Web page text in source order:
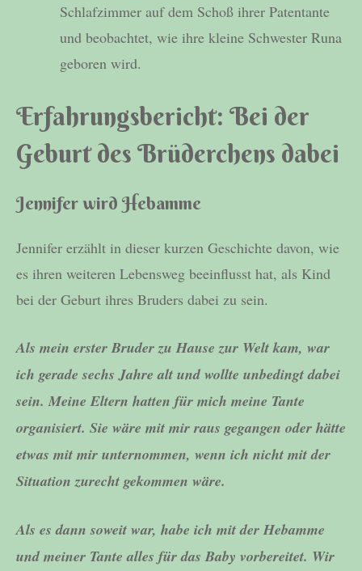
Schlafzimmer auf dem Schoß ihrer Patentante
und beobachtet, wie ihre kleine Schwester Runa
geboren wird.
Erfahrungsbericht: Bei der
Geburt des Brüderchens dabei
Jennifer wird Hebamme
Jennifer erzählt in dieser kurzen Geschichte davon, wie
es ihren weiteren Lebensweg beeinflusst hat, als Kind
bei der Geburt ihres Bruders dabei zu sein.
Als mein erster Bruder zu Hause zur Welt kam, war
ich gerade sechs Jahre alt und wollte unbedingt dabei
sein. Meine Eltern hatten für mich meine Tante
organisiert. Sie wäre mit mir raus gegangen oder hätte
etwas mit mir unternommen, wenn ich nicht mit der
Situation zurecht gekommen wäre.
Als es dann soweit war, habe ich mit der Hebamme
und meiner Tante alles für das Baby vorbereitet. Wir